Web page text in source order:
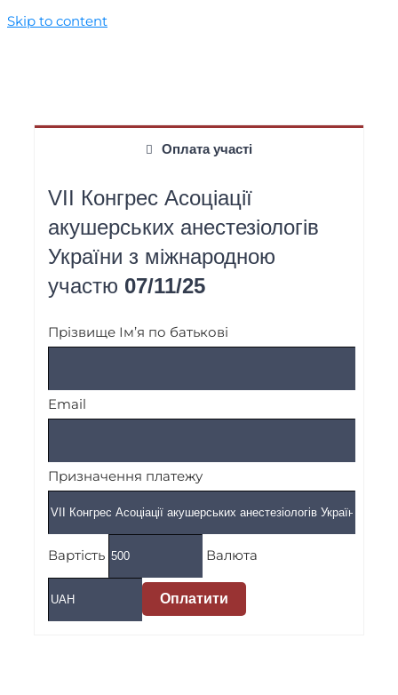
Skip to content
Оплата участі
VII Конгрес Асоціації
акушерських анестезіологів
України з міжнародною
участю 07/11/25
Прізвище Ім’я по батькові
Email
Призначення платежу
Вартість Валюта
Оплатити